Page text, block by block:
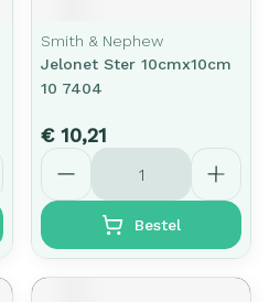
Smith & Nephew
Jelonet Ster 10cmx10cm
10 7404
€ 10,21
Aantal
Bestel